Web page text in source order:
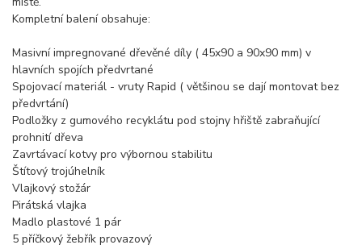
Kompletní balení obsahuje:
Masivní impregnované dřevěné díly ( 45x90 a 90x90 mm) v
hlavních spojích předvrtané
Spojovací materiál - vruty Rapid ( většinou se dají montovat bez
předvrtání)
Podložky z gumového recyklátu pod stojny hřiště zabraňující
prohnití dřeva
Zavrtávací kotvy pro výbornou stabilitu
Štítový trojúhelník
Vlajkový stožár
Pirátská vlajka
Madlo plastové 1 pár
5 příčkový žebřík provazový